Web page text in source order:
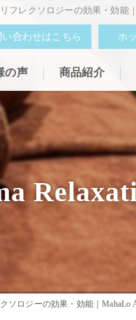
リフレクソロジーの効果・効能
い合わせはこちら ホ
の声 商品紹介
ソロジーの効果・効能｜MahaLo